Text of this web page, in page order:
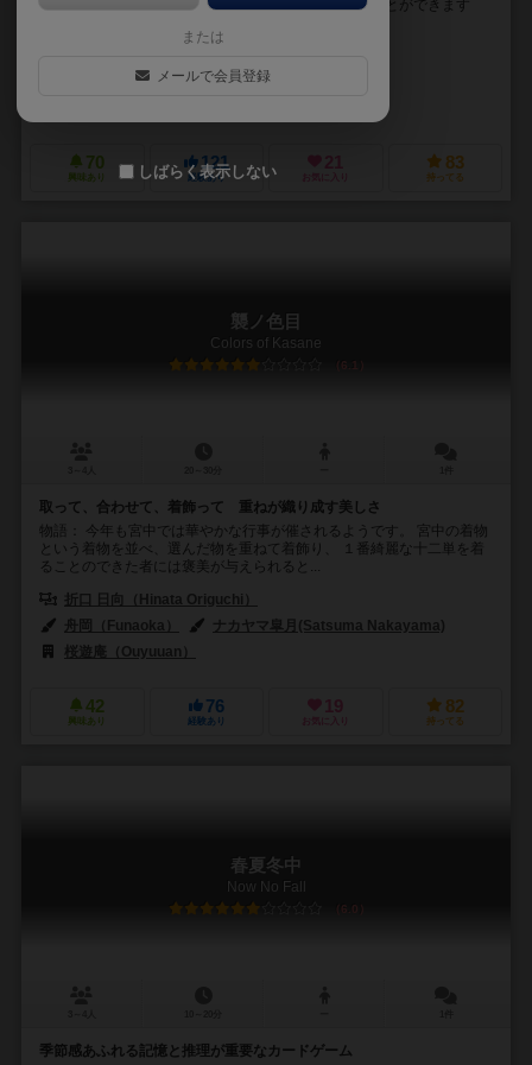
ゲームです。 手番には３回まで巾着からコマを引くことができます
舟岡（Funaoka）
70
興味あり
121
経験あり
21
お気に入り
83
持ってる
襲ノ色目
Colors of Kasane
6.1
取って、合わせて、着飾って 重ねが織り成す美しさ
物語： 今年も宮中では華やかな行事が催されるようです。 宮中の着物
という着物を並べ、選んだ物を重ねて着飾り、 １番綺麗な十二単を着
ることのできた者には褒美が与えられると...
折口 日向（Hinata Origuchi）
舟岡（Funaoka）
ナカヤマ皐月(Satsuma Nakayama)
桜遊庵（Ouyuuan）
42
興味あり
76
経験あり
19
お気に入り
82
持ってる
春夏冬中
Now No Fall
6.0
季節感あふれる記憶と推理が重要なカードゲーム
または
メールで会員登録
しばらく表示しない